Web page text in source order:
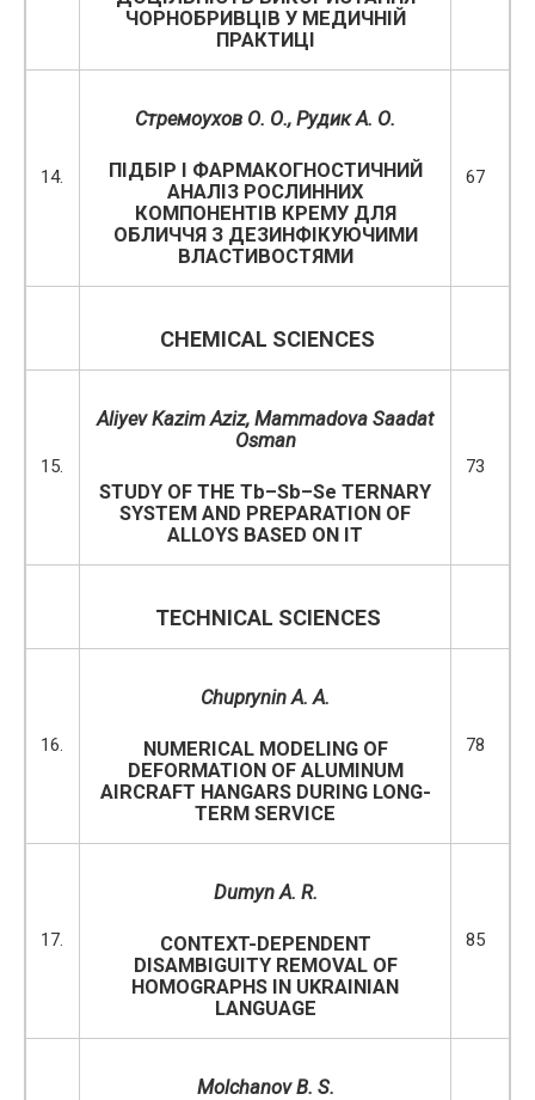
ЧОРНОБРИВЦІВ У МЕДИЧНІЙ
ПРАКТИЦІ
14.
Стремоухов О. О., Рудик А. О.
ПІДБІР І ФАРМАКОГНОСТИЧНИЙ
АНАЛІЗ РОСЛИННИХ
КОМПОНЕНТІВ КРЕМУ ДЛЯ
ОБЛИЧЧЯ З ДЕЗИНФІКУЮЧИМИ
ВЛАСТИВОСТЯМИ
67
CHEMICAL SCIENCES
15.
Aliyev Kazim Aziz, Mammadova Saadat
Osman
STUDY OF THE Tb–Sb–Se TERNARY
SYSTEM AND PREPARATION OF
ALLOYS BASED ON IT
73
TECHNICAL SCIENCES
16.
Chuprynin A.A.
NUMERICAL MODELING OF
DEFORMATION OF ALUMINUM
AIRCRAFT HANGARS DURING LONG-
TERM SERVICE
78
17.
Dumyn A. R.
CONTEXT-DEPENDENT
DISAMBIGUITY REMOVAL OF
HOMOGRAPHS IN UKRAINIAN
LANGUAGE
85
Molchanov B. S.